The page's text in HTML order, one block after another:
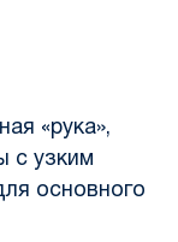
«рука»,
с узким
основного